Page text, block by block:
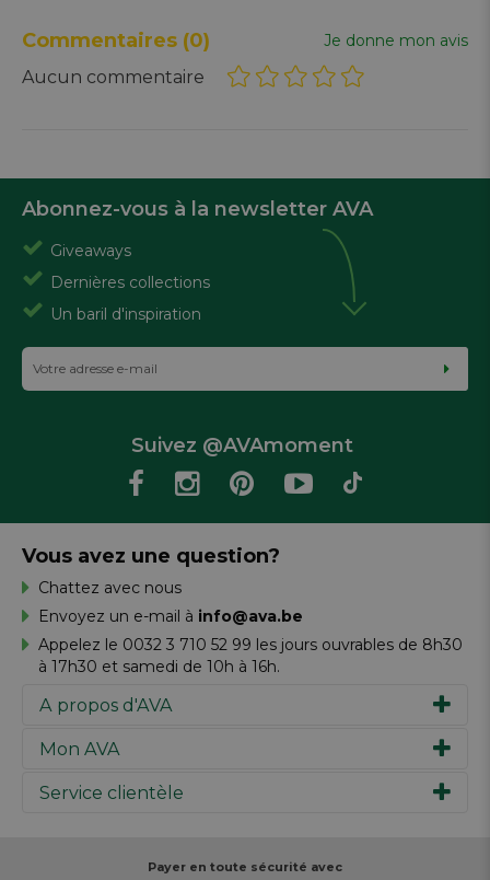
Commentaires (0) Je donne mon avis
Aucun commentaire
Abonnez-vous à la newsletter AVA
Giveaways
Dernières collections
Un baril d'inspiration
Suivez @AVAmoment
A propos d'AVA
Notre histoire
Travailler chez AVA
Mon AVA
Inspiration
Réalisez votre création
Service clientèle
Votre paiement
Vous avez une question?
Chattez avec nous
Envoyez un e-mail à info@ava.be
Appelez le 0032 3 710 52 99 les jours ouvrables de 8h30
à 17h30 et samedi de 10h à 16h.
Payer en toute sécurité avec